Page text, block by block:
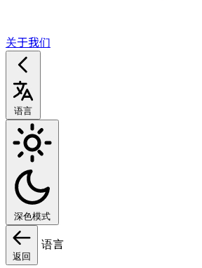
关于我们
语言
深色模式
返回
语言